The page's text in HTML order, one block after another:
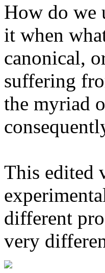
How do we
it when
canonical,
suffering
the myriad
This edited
different
very